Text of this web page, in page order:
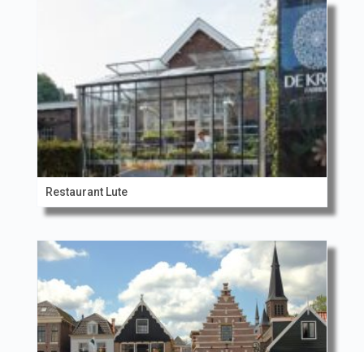
Restaurant Lute